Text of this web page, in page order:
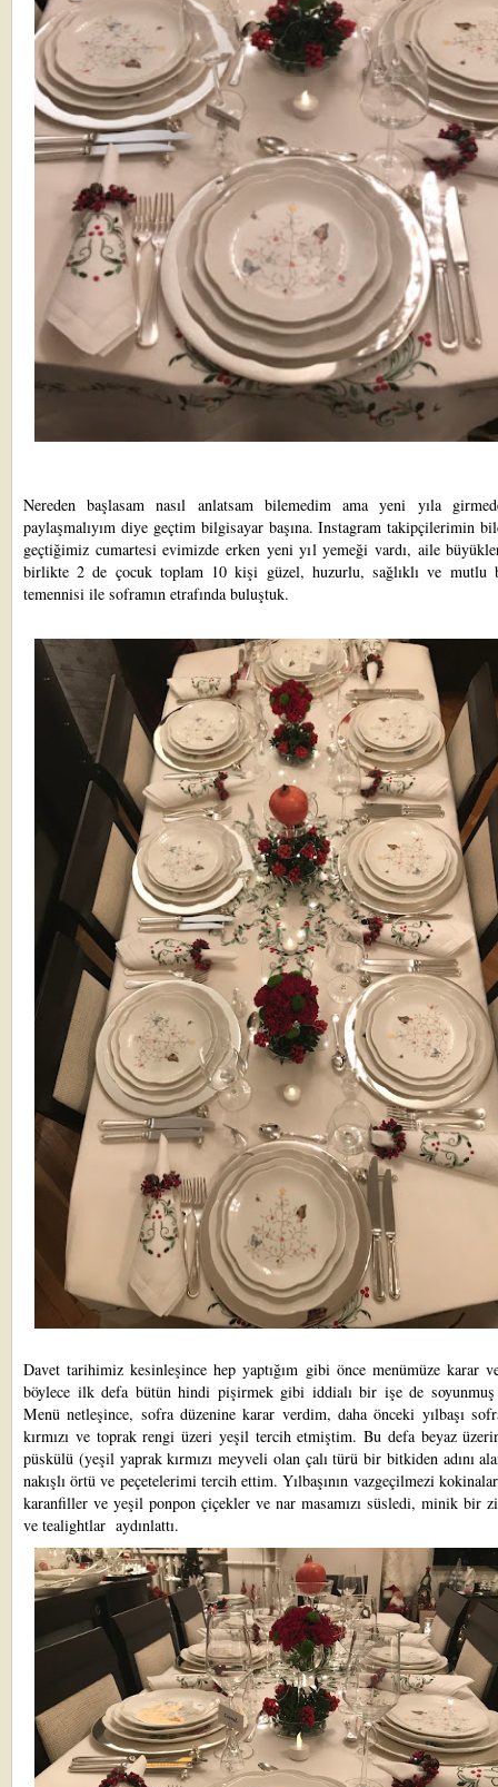
Nereden başlasam nasıl anlatsam bilemedim ama yeni yıla
paylaşmalıyım diye geçtim bilgisayar başına. Instagram takipçilerimin
geçtiğimiz cumartesi evimizde erken yeni yıl yemeği vardı, aile
birlikte 2 de çocuk toplam 10 kişi güzel, huzurlu, sağlıklı ve mutlu
temennisi ile soframın etrafında buluştuk.
Davet tarihimiz kesinleşince hep yaptığım gibi önce menümüze karar
böylece ilk defa bütün hindi pişirmek gibi iddialı bir işe de
Menü netleşince, sofra düzenine karar verdim, daha önceki yılbaşı
kırmızı ve toprak rengi üzeri yeşil tercih etmiştim. Bu defa beyaz
püskülü (yeşil yaprak kırmızı meyveli olan çalı türü bir bitkiden adını
nakışlı örtü ve peçetelerimi tercih ettim. Yılbaşının vazgeçilmezi
karanfiller ve yeşil ponpon çiçekler ve nar masamızı süsledi, minik bir
ve tealightlar aydınlattı.